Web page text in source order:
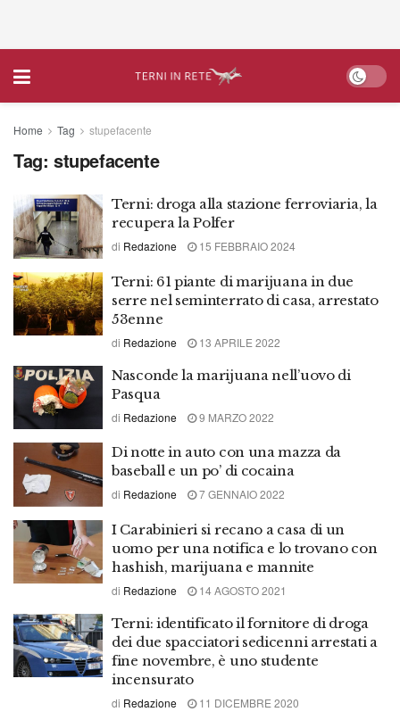
Home Tag stupefacente
Tag: stupefacente
Terni: droga alla stazione ferroviaria, la
recupera la Polfer
di Redazione 15 FEBBRAIO 2024
Terni: 61 piante di marijuana in due
serre nel seminterrato di casa, arrestato
53enne
di Redazione 13 APRILE 2022
Nasconde la marijuana nell’uovo di
Pasqua
di Redazione 9 MARZO 2022
Di notte in auto con una mazza da
baseball e un po’ di cocaina
di Redazione 7 GENNAIO 2022
I Carabinieri si recano a casa di un
uomo per una notifica e lo trovano con
hashish, marijuana e mannite
di Redazione 14 AGOSTO 2021
Terni: identificato il fornitore di droga
dei due spacciatori sedicenni arrestati a
fine novembre, è uno studente
incensurato
di Redazione 11 DICEMBRE 2020